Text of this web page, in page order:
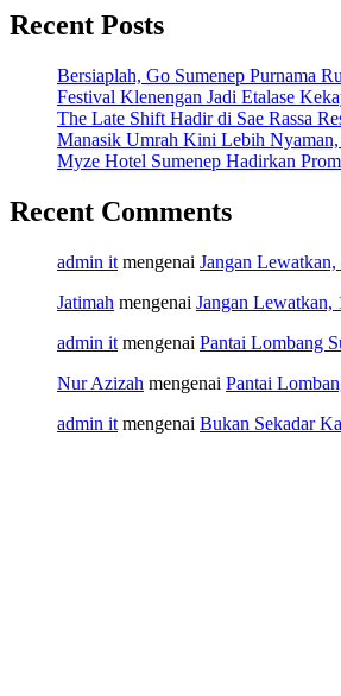
Recent Posts
Bersiaplah, Go Sumenep Purnama
Festival Klenengan Jadi Etalase
The Late Shift Hadir di Sae Rassa
Manasik Umrah Kini Lebih
Myze Hotel Sumenep Hadirkan
Recent Comments
admin it mengenai Jangan
Jatimah mengenai Jangan Lewatkan,
admin it mengenai Pantai Lombang
Nur Azizah mengenai Pantai
admin it mengenai Bukan Sekadar